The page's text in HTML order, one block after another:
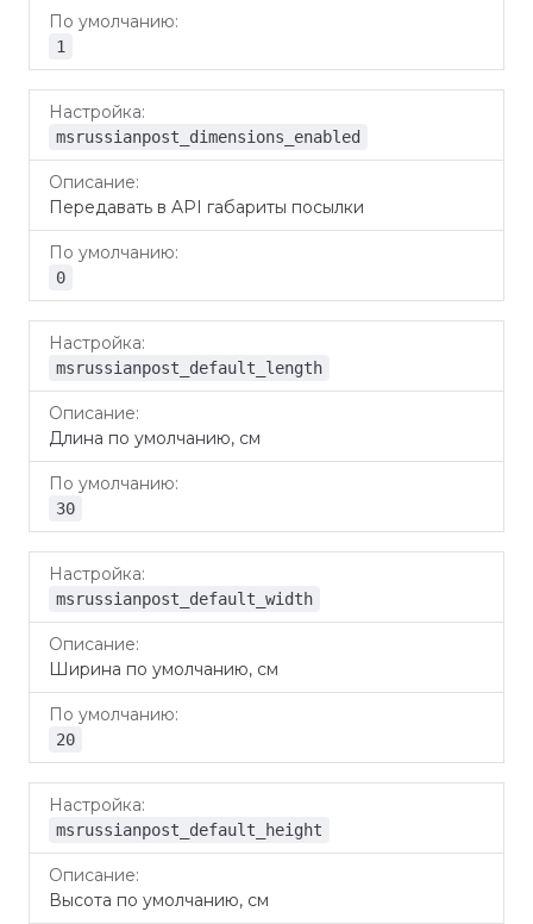
1
msrussianpost_dimensions_enabled
Передавать в API габариты посылки
0
msrussianpost_default_length
Длина по умолчанию, см
30
msrussianpost_default_width
Ширина по умолчанию, см
20
msrussianpost_default_height
Высота по умолчанию, см